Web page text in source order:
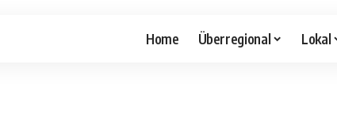
Home Überregional Lokal